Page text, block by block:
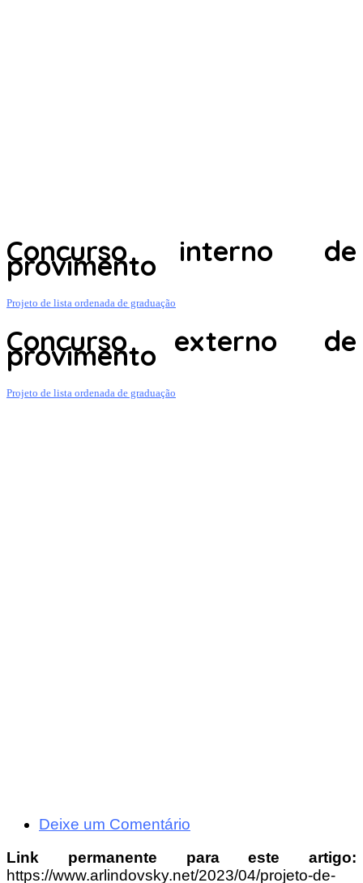
Concurso interno de
provimento
Projeto de lista ordenada de graduação
Concurso externo de
provimento
Projeto de lista ordenada de graduação
Deixe um Comentário
Link permanente para este artigo:
https://www.arlindovsky.net/2023/04/projeto-de-